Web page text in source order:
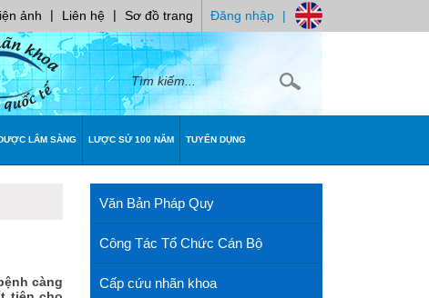
ảnh | Liên hệ | Sơ đồ trang Đăng nhập |
LÂM SÀNG LƯỢC SỬ 100 NĂM TUYỂN DỤNG
càng
Văn Bản Pháp Quy
Công Tác Tổ Chức Cán Bộ
Cấp cứu nhãn khoa